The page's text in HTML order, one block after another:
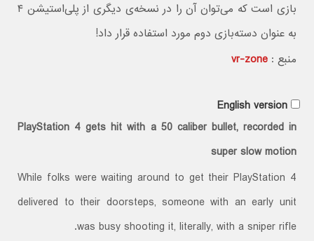
بازی است که می‌توان آن را در نسخه‌ی دیگری از پلی‌استیشن ۴
به‌ عنوان دسته‌بازی دوم مورد استفاده قرار داد!
منبع :vr-zone
English version
PlayStation 4 gets hit with a 50 caliber bullet, recorded in
super slow motion
While folks were waiting around to get their PlayStation 4
delivered to their doorsteps, someone with an early unit
was busy shooting it, literally, with a sniper rifle.